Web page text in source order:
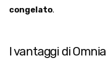
congelato.
I vantaggi di Omnia